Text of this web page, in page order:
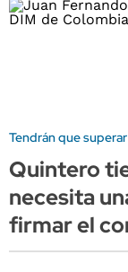
Tendrán que
Quintero
necesita
firmar el